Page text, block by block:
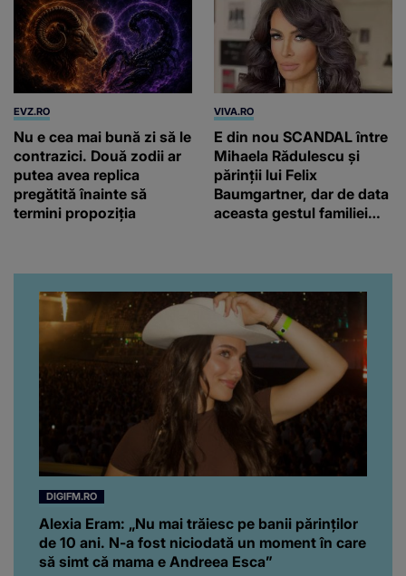
EVZ.RO
Nu e cea mai bună zi să le
contrazici. Două zodii ar
putea avea replica
pregătită înainte să
termini propoziția
VIVA.RO
E din nou SCANDAL între
Mihaela Rădulescu și
părinții lui Felix
Baumgartner, dar de data
aceasta gestul familiei
noastră! Fostei
prezentatoare nici că-i
vine să creadă că s-a
ajuns până aici, dar e
adevărat, au făcut-o și pe
asta! Și ce a ieșit la iveală
ar fi prea mult pentru
oricine: "Cu… mine, fata
româncă...”
DIGIFM.RO
Alexia Eram: „Nu mai trăiesc pe banii părinților
de 10 ani. N-a fost niciodată un moment în care
să simt că mama e Andreea Esca”